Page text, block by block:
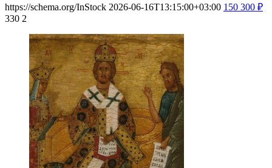
https://schema.org/InStock 2026-06-16T13:15:00+03:00 150 300 ₽
330 2